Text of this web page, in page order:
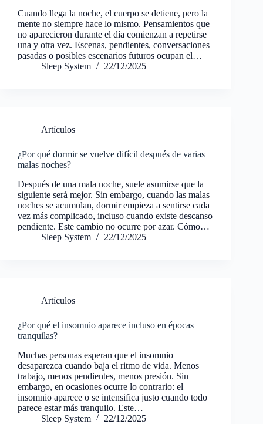
Cuando llega la noche, el cuerpo se detiene, pero la
mente no siempre hace lo mismo. Pensamientos que
no aparecieron durante el día comienzan a repetirse
una y otra vez. Escenas, pendientes, conversaciones
pasadas o posibles escenarios futuros ocupan el…
Sleep System
22/12/2025
Artículos
¿Por qué dormir se vuelve difícil después de varias
malas noches?
Después de una mala noche, suele asumirse que la
siguiente será mejor. Sin embargo, cuando las malas
noches se acumulan, dormir empieza a sentirse cada
vez más complicado, incluso cuando existe descanso
pendiente. Este cambio no ocurre por azar. Cómo…
Sleep System
22/12/2025
Artículos
¿Por qué el insomnio aparece incluso en épocas
tranquilas?
Muchas personas esperan que el insomnio
desaparezca cuando baja el ritmo de vida. Menos
trabajo, menos pendientes, menos presión. Sin
embargo, en ocasiones ocurre lo contrario: el
insomnio aparece o se intensifica justo cuando todo
parece estar más tranquilo. Este…
Sleep System
22/12/2025